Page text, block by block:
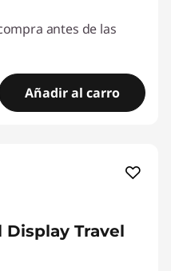
antes de las
Añadir al carro
Display Travel